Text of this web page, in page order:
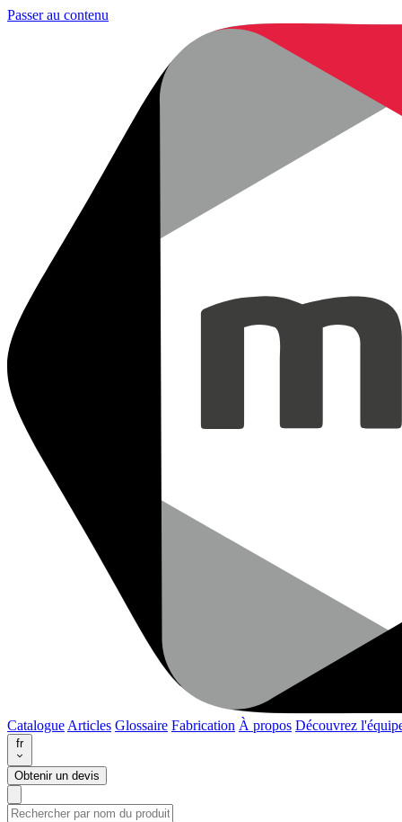
Passer au contenu
Catalogue Articles Glossaire Fabrication À propos Découvrez
fr
Obtenir un devis